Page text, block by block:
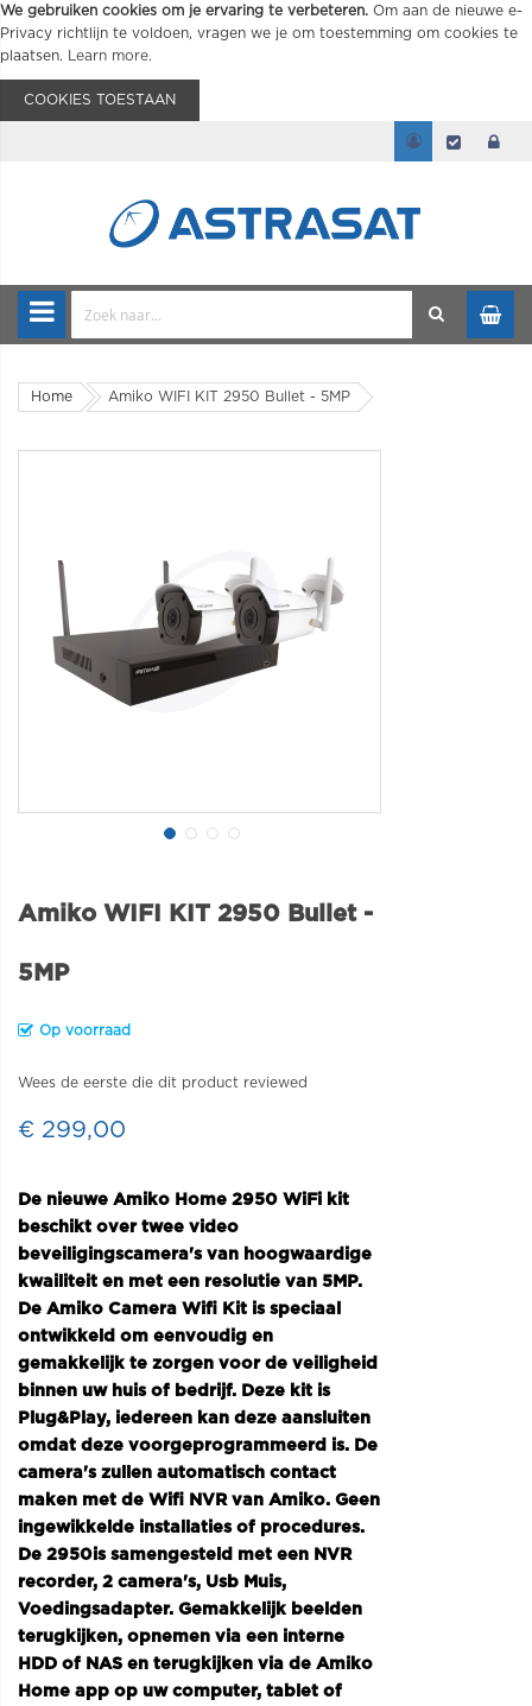
We gebruiken cookies om je ervaring te verbeteren. Om aan de nieuwe e-
Privacy richtlijn te voldoen, vragen we je om toestemming om cookies te
plaatsen.
Learn more.
COOKIES TOESTAAN
Home Amiko WIFI KIT 2950 Bullet - 5MP
Amiko WIFI KIT 2950 Bullet -
5MP
Op voorraad
Wees de eerste die dit product reviewed
€ 299,00
De nieuwe Amiko Home 2950 WiFi kit
beschikt over twee video
beveiligingscamera's van hoogwaardige
kwailiteit en met een resolutie van 5MP.
De Amiko Camera Wifi Kit is speciaal
ontwikkeld om eenvoudig en
gemakkelijk te zorgen voor de veiligheid
binnen uw huis of bedrijf. Deze kit is
Plug&Play, iedereen kan deze aansluiten
omdat deze voorgeprogrammeerd is. De
camera's zullen automatisch contact
maken met de Wifi NVR van Amiko. Geen
ingewikkelde installaties of procedures.
De 2950is samengesteld met een NVR
recorder, 2 camera's, Usb Muis,
Voedingsadapter. Gemakkelijk beelden
terugkijken, opnemen via een interne
HDD of NAS en terugkijken via de Amiko
Home app op uw computer, tablet of